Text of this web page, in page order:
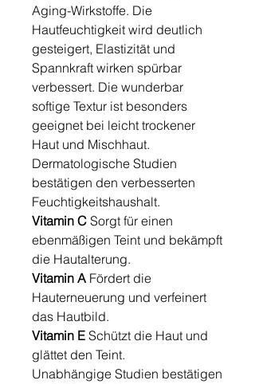
Aging-Wirkstoffe. Die
Hautfeuchtigkeit wird deutlich
gesteigert, Elastizität und
Spannkraft wirken spürbar
verbessert. Die wunderbar
softige Textur ist besonders
geeignet bei leicht trockener
Haut und Mischhaut.
Dermatologische Studien
bestätigen den verbesserten
Feuchtigkeitshaushalt.
Vitamin C Sorgt für einen
ebenmäßigen Teint und bekämpft
die Hautalterung.
Vitamin A Fördert die
Hauterneuerung und verfeinert
das Hautbild.
Vitamin E Schützt die Haut und
glättet den Teint.
Unabhängige Studien bestätigen